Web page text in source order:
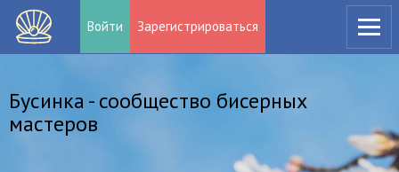
Войти Зарегистрироваться
Бусинка - сообщество бисерных
мастеров